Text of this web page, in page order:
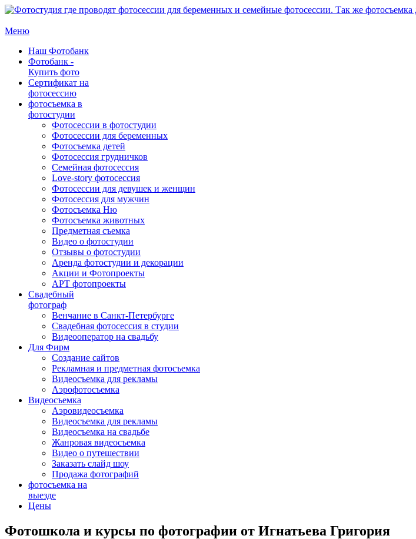
Меню
Наш Фотобанк
Фотобанк -
Купить фото
Сертификат на
фотосессию
фотосъемка в
фотостудии
Фотосессии в фотостудии
Фотосессии для беременных
Фотосъемка детей
Фотосессия грудничков
Семейная фотосессия
Love-story фотосессия
Фотосессии для девушек и женщин
Фотосессия для мужчин
Фотосъемка Ню
Фотосъемка животных
Предметная съемка
Видео о фотостудии
Отзывы о фотостудии
Аренда фотостудии и декорации
Акции и Фотопроекты
АРТ фотопроекты
Свадебный
фотограф
Венчание в Санкт-Петербурге
Свадебная фотосессия в студии
Видеооператор на свадьбу
Для Фирм
Создание сайтов
Рекламная и предметная фотосъемка
Видеосъемка для рекламы
Аэрофотосъемка
Видеосъемка
Аэровидеосъемка
Видеосъемка для рекламы
Видеосъемка на свадьбе
Жанровая видеосъемка
Видео о путешествии
Заказать слайд шоу
Продажа фотографий
фотосъемка на
выезде
Цены
Фотошкола и курсы по фотографии от Игнатьева Григория